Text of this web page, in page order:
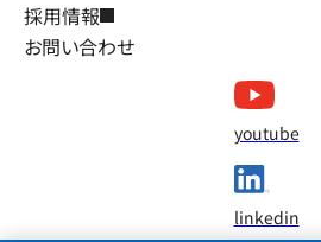
採用情報
お問い合わせ
youtube
linkedin